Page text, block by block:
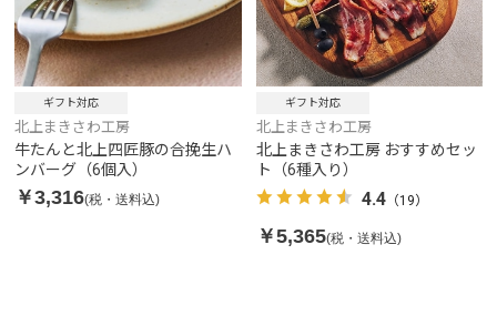
ギフト対応
北上まきさわ工房
牛たんと北上四匠豚の合挽生ハ
ンバーグ（6個入）
￥3,316(税・送料込)
ギフト対応
北上まきさわ工房
北上まきさわ工房 おすすめセッ
ト（6種入り）
4.4（19）
￥5,365(税・送料込)